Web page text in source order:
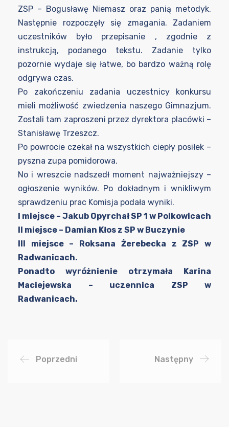
ZSP – Bogusławę Niemasz oraz panią metodyk.
Następnie rozpoczęły się zmagania. Zadaniem
uczestników było przepisanie , zgodnie z
instrukcją, podanego tekstu. Zadanie tylko
pozornie wydaje się łatwe, bo bardzo ważną rolę
odgrywa czas.
Po zakończeniu zadania uczestnicy konkursu
mieli możliwość zwiedzenia naszego Gimnazjum.
Zostali tam zaproszeni przez dyrektora placówki –
Stanisławę Trzeszcz.
Po powrocie czekał na wszystkich ciepły posiłek –
pyszna zupa pomidorowa.
No i wreszcie nadszedł moment najważniejszy –
ogłoszenie wyników. Po dokładnym i wnikliwym
sprawdzeniu prac Komisja podała wyniki.
I miejsce – Jakub Opyrchał SP 1 w Polkowicach
II miejsce – Damian Kłos z SP w Buczynie
III miejsce – Roksana Żerebecka z ZSP w
Radwanicach.
Ponadto wyróżnienie otrzymała Karina
Maciejewska – uczennica ZSP w
Radwanicach.
Poprzedni Następny